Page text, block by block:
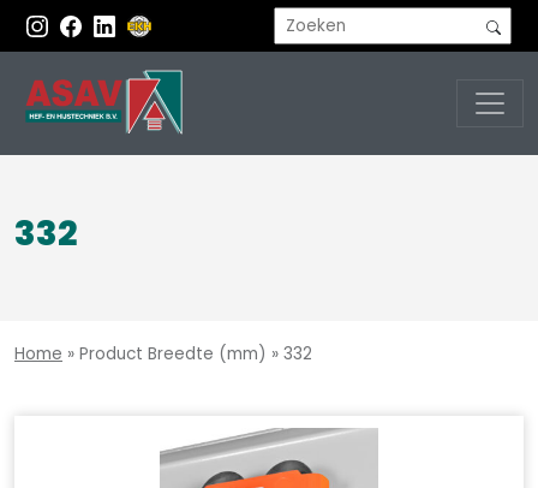
332
Home » Product Breedte (mm) » 332